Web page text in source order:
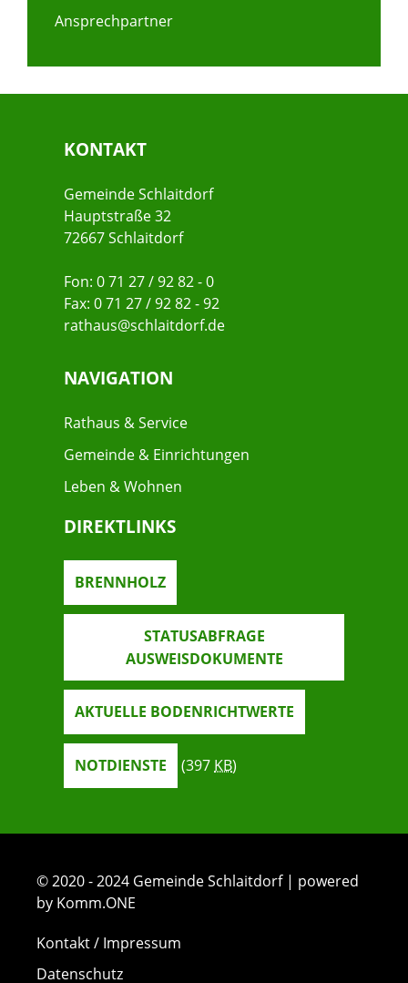
Ansprechpartner
KONTAKT
Gemeinde Schlaitdorf
Hauptstraße 32
72667 Schlaitdorf
Fon: 0 71 27 / 92 82 - 0
Fax: 0 71 27 / 92 82 - 92
rathaus@schlaitdorf.de
NAVIGATION
Rathaus & Service
Gemeinde & Einrichtungen
Leben & Wohnen
DIREKTLINKS
BRENNHOLZ
STATUSABFRAGE
AUSWEISDOKUMENTE
AKTUELLE BODENRICHTWERTE
NOTDIENSTE (397 KB)
© 2020 - 2024 Gemeinde Schlaitdorf | powered
by Komm.ONE
Kontakt / Impressum
Datenschutz